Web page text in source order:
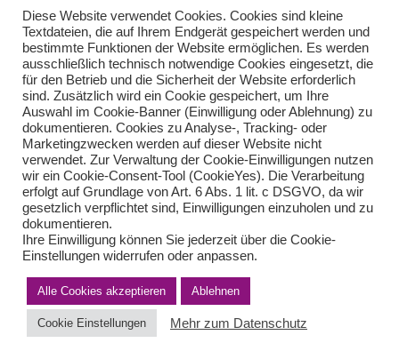
Veräußerung und gleichzeitige Verpachtung
Berichtigung des Vorsteuerabzugs
Teilen Sie diese Nachricht mit Ihren Freunden oder Kollegen
Kontakt
Diese Website verwendet Cookies. Cookies sind kleine
Textdateien, die auf Ihrem Endgerät gespeichert werden und
bestimmte Funktionen der Website ermöglichen. Es werden
ausschließlich technisch notwendige Cookies eingesetzt, die
für den Betrieb und die Sicherheit der Website erforderlich
sind. Zusätzlich wird ein Cookie gespeichert, um Ihre
Auswahl im Cookie-Banner (Einwilligung oder Ablehnung) zu
dokumentieren. Cookies zu Analyse-, Tracking- oder
Marketingzwecken werden auf dieser Website nicht
verwendet. Zur Verwaltung der Cookie-Einwilligungen nutzen
wir ein Cookie-Consent-Tool (CookieYes). Die Verarbeitung
erfolgt auf Grundlage von Art. 6 Abs. 1 lit. c DSGVO, da wir
gesetzlich verpflichtet sind, Einwilligungen einzuholen und zu
dokumentieren.
Ihre Einwilligung können Sie jederzeit über die Cookie-
Einstellungen widerrufen oder anpassen.
Alle Cookies akzeptieren Ablehnen
Cookie Einstellungen Mehr zum Datenschutz